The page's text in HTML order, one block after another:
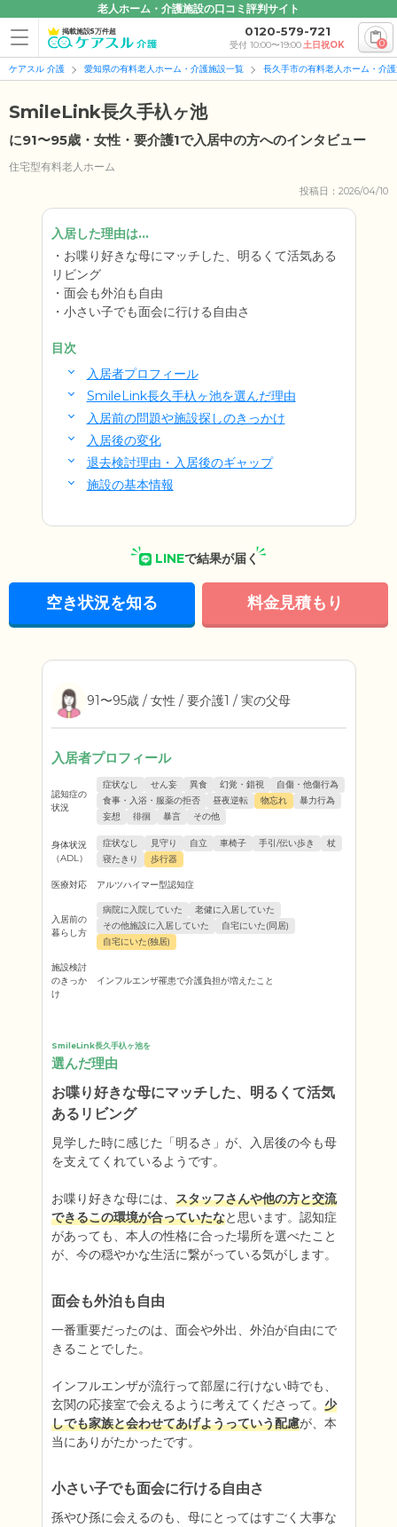
老人ホーム・介護施設の口コミ評判サイト
掲載施設5万件超 0120-579-721
受付 10:00〜19:00土日祝OK 0
ケアスル 介護 愛知県の有料老人ホーム・介護施設一覧 長久手市の有料老人ホーム・介
SmileLink長久手杁ヶ池
に91〜95歳・女性・要介護1で入居中の方へのインタビュー
住宅型有料老人ホーム
投稿日：2026/04/10
入居した理由は...
お喋り好きな母にマッチした、明るくて活気ある
リビング
面会も外泊も自由
小さい子でも面会に行ける自由さ
目次
入居者プロフィール
SmileLink長久手杁ヶ池を選んだ理由
入居前の問題や施設探しのきっかけ
入居後の変化
退去検討理由・入居後のギャップ
施設の基本情報
LINEで結果が届く
空き状況を知る 料金見積もり
91〜95歳 / 女性 / 要介護1 / 実の父母
入居者プロフィール
認知症の
状況
症状なし せん妄 異食 幻覚・錯視
自傷・他傷行為
食事・入浴・服薬の拒否
昼夜逆転 物忘れ
暴力行為
妄想
徘徊 暴言 その他
身体状況
（ADL）
症状なし 見守り 自立 車椅子 手引/伝い歩き
杖
寝たきり
歩行器
医療対応 アルツハイマー型認知症
入居前の
暮らし方
病院に入院していた
老健に入居していた
その他施設に入居していた
自宅にいた(同居)
自宅にいた(独居)
施設検討
のきっか
け
インフルエンザ罹患で介護負担が増えたこと
SmileLink長久手杁ヶ池を
選んだ理由
お喋り好きな母にマッチした、明るくて活気
あるリビング
見学した時に感じた「明るさ」が、入居後の今も母
を支えてくれているようです。
お喋り好きな母には、 スタッフさんや他の方と交流
できるこの環境が合っていたなと思います。認知症
があっても、本人の性格に合った場所を選べたこと
が、今の穏やかな生活に繋がっている気がします。
面会も外泊も自由
一番重要だったのは、面会や外出、外泊が自由にで
きることでした。
インフルエンザが流行って部屋に行けない時でも、
玄関の応接室で会えるように考えてくださって。 少
しでも家族と会わせてあげようっていう配慮が、本
当にありがたかったです。
小さい子でも面会に行ける自由さ
孫やひ孫に会えるのも、母にとってはすごく大事な